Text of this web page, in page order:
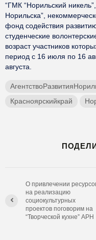
“ГМК “Норильский
Норильска”,
фонд содействия
студенческие
возраст участников
период с 16 июля по 16
августа.
Красноярскийкрай
О привлечении
на реализацию
социокультурных
проектов поговорим на
“Творческой кухне” АРН